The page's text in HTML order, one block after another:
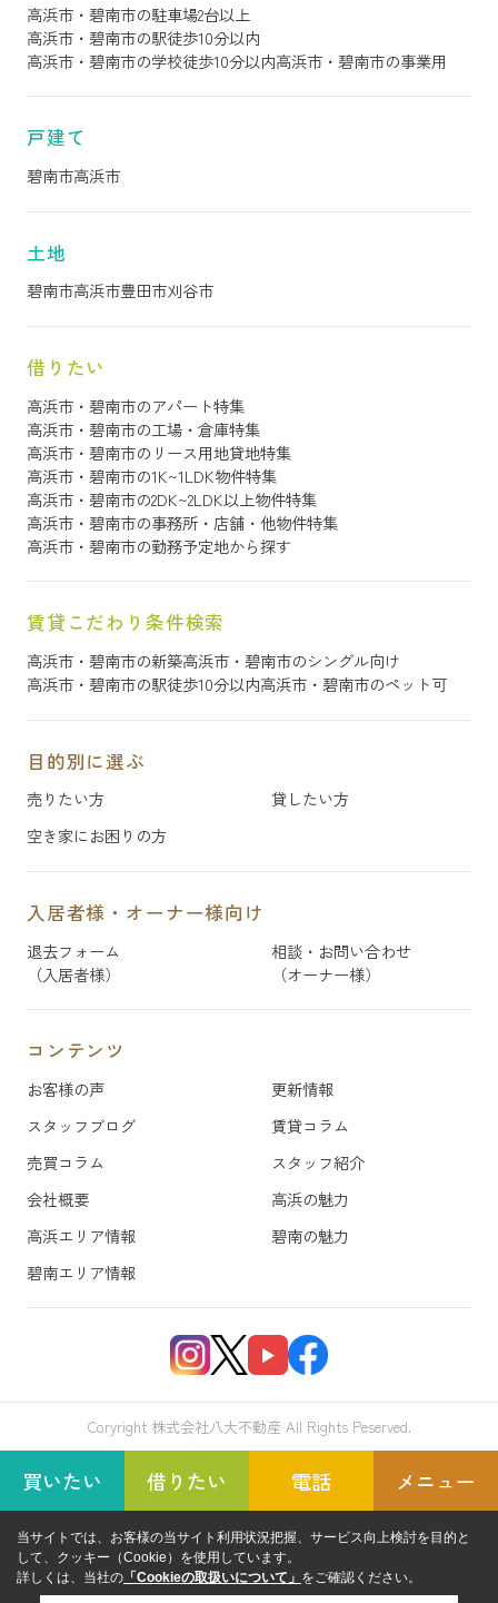
高浜市・碧南市の駐車場2台以上
高浜市・碧南市の駅徒歩10分以内
高浜市・碧南市の学校徒歩10分以内高浜市・碧南市の事業用
戸建て
碧南市高浜市
土地
碧南市高浜市豊田市刈谷市
借りたい
高浜市・碧南市のアパート特集
高浜市・碧南市の工場・倉庫特集
高浜市・碧南市のリース用地貸地特集
高浜市・碧南市の1K~1LDK物件特集
高浜市・碧南市の2DK~2LDK以上物件特集
高浜市・碧南市の事務所・店舗・他物件特集
高浜市・碧南市の勤務予定地から探す
賃貸こだわり条件検索
高浜市・碧南市の新築高浜市・碧南市のシングル向け
高浜市・碧南市の駅徒歩10分以内高浜市・碧南市のペット可
目的別に選ぶ
売りたい方
貸したい方
空き家にお困りの方
入居者様・オーナー様向け
退去フォーム
（入居者様）
相談・お問い合わせ
（オーナー様）
コンテンツ
お客様の声
更新情報
スタッフブログ
賃貸コラム
売買コラム
スタッフ紹介
会社概要
高浜の魅力
高浜エリア情報
碧南の魅力
碧南エリア情報
Coryright 株式会社八大不動産 All Rights Peserved.
買いたい 借りたい 電話 メニュー
当サイトでは、お客様の当サイト利用状況把握、サービス向上検討を目的と
して、クッキー（Cookie）を使用しています。
詳しくは、当社の 「Cookieの取扱いについて」 をご確認ください。